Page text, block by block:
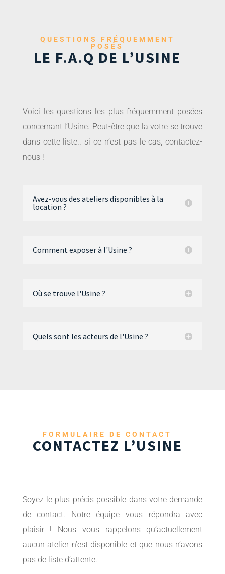
QUESTIONS FRÉQUEMMENT
POSÉS
LE F.A.Q DE L’USINE
Voici les questions les plus fréquemment posées
concernant l’Usine. Peut-être que la votre se trouve
dans cette liste.. si ce n’est pas le cas, contactez-
nous !
Avez-vous des ateliers disponibles à la
location ?
Comment exposer à l'Usine ?
Où se trouve l'Usine ?
Quels sont les acteurs de l'Usine ?
FORMULAIRE DE CONTACT
CONTACTEZ L’USINE
Soyez le plus précis possible dans votre demande
de contact. Notre équipe vous répondra avec
plaisir ! Nous vous rappelons qu’actuellement
aucun atelier n’est disponible et que nous n’avons
pas de liste d’attente.